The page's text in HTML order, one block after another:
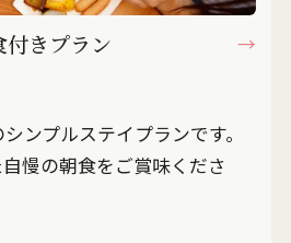
付きプラン
ンプルステイプランです。
慢の朝食をご賞味くださ